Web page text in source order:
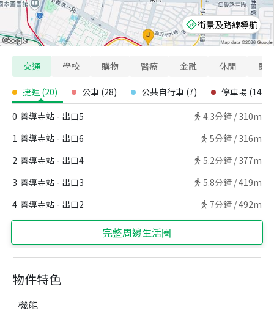
物件特色
機能
街景及路線導航
交通 學校 購物 醫療 金融 休閒 寵
捷運 (20) 公車 (28) 公共自行車 (7) 停車場 (14
0 善導寺站 - 出口5 4.3分鐘 / 310m
1 善導寺站 - 出口6 5分鐘 / 316m
2 善導寺站 - 出口4 5.2分鐘 / 377m
3 善導寺站 - 出口3 5.8分鐘 /419m
4 善導寺站 - 出口2 7分鐘 /492m
完整周邊生活圈